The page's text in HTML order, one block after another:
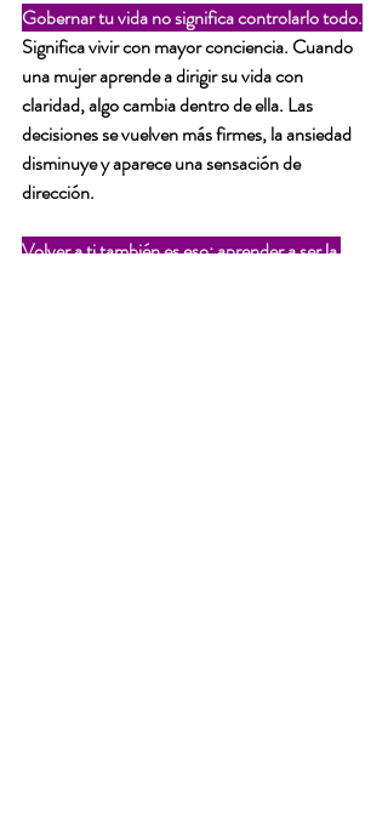
Gobernar tu vida no significa controlarlo todo.
Significa vivir con mayor conciencia. Cuando
una mujer aprende a dirigir su vida con
claridad, algo cambia dentro de ella. Las
decisiones se vuelven más firmes, la ansiedad
disminuye y aparece una sensación de
dirección.
Volver a ti también es eso: aprender a ser la